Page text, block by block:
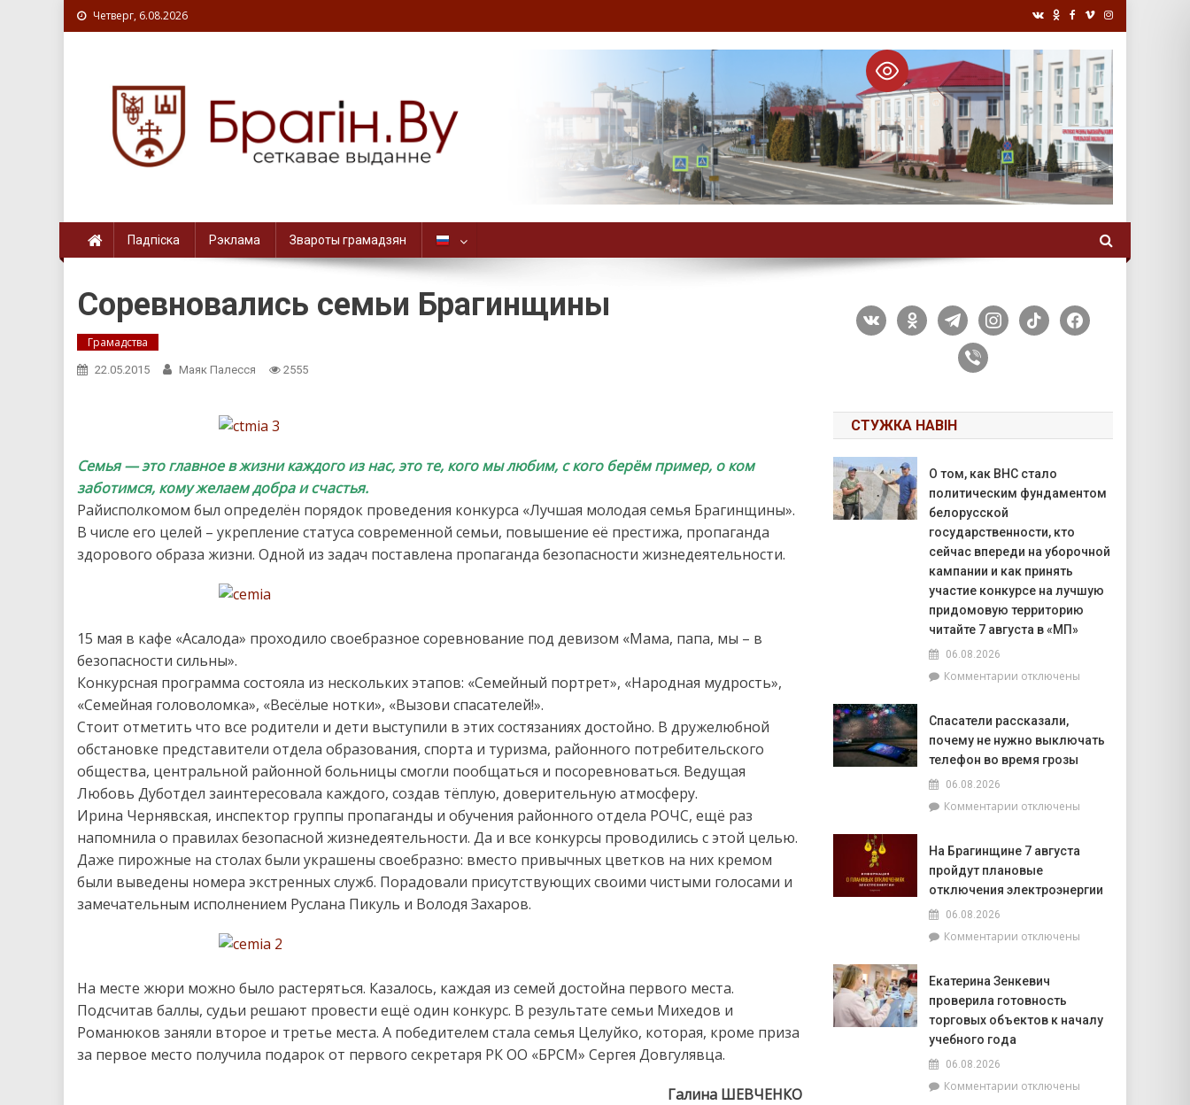
Четверг, 6.08.2026
Падпіска Рэклама Звароты грамадзян
Соревновались семьи Брагинщины
Грамадства
22.05.2015 Маяк Палесся 2555
Семья — это главное в жизни каждого из нас, это те, кого мы любим, с кого берём пример, о ком
заботимся, кому желаем добра и счастья.
Райисполкомом был определён порядок проведения конкурса «Лучшая молодая семья Брагинщины».
В числе его целей – укрепление статуса современной семьи, повышение её престижа, пропаганда
здорового образа жизни. Одной из задач поставлена пропаганда безопасности жизнедеятельности.
15 мая в кафе «Асалода» проходило своебразное соревнование под девизом «Мама, папа, мы – в
безопасности сильны».
Конкурсная программа состояла из нескольких этапов: «Семейный портрет», «Народная мудрость»,
«Семейная головоломка», «Весёлые нотки», «Вызови спасателей!».
Стоит отметить что все родители и дети выступили в этих состязаниях достойно. В дружелюбной
обстановке представители отдела образования, спорта и туризма, районного потребительского
общества, центральной районной больницы смогли пообщаться и посоревноваться. Ведущая
Любовь Дуботдел заинтересовала каждого, создав тёплую, доверительную атмосферу.
Ирина Чернявская, инспектор группы пропаганды и обучения районного отдела РОЧС, ещё раз
напомнила о правилах безопасной жизнедеятельности. Да и все конкурсы проводились с этой целью.
Даже пирожные на столах были украшены своебразно: вместо привычных цветков на них кремом
были выведены номера экстренных служб. Порадовали присутствующих своими чистыми голосами и
замечательным исполнением Руслана Пикуль и Володя Захаров.
На месте жюри можно было растеряться. Казалось, каждая из семей достойна первого места.
Подсчитав баллы, судьи решают провести ещё один конкурс. В результате семьи Михедов и
Романюков заняли второе и третье места. А победителем стала семья Целуйко, которая, кроме приза
за первое место получила подарок от первого секретаря РК ОО «БРСМ» Сергея Довгулявца.
Галина ШЕВЧЕНКО
vkontakteodnoklassniki
telegraminstagram
tiktok facebook
viber
СТУЖКА НАВІН
О том, как ВНС стало
политическим фундаментом
белорусской
государственности, кто
сейчас впереди на уборочной
кампании и как принять
участие конкурсе на лучшую
придомовую территорию
читайте 7 августа в «МП»
06.08.2026
Комментариик
том,
как
ВНС
фундаментом
государственности,
кто
сейчас
впереди
кампании
как
принять
конкурсе
отключены
Спасатели рассказали,
почему не нужно выключать
телефон во время грозы
06.08.2026
Комментариик
рассказали,
почему
не
телефон
грозы
отключены
На Брагинщине 7 августа
пройдут плановые
отключения электроэнергии
06.08.2026
Комментариик
Брагинщине
7
августа
электроэнергии
отключены
Екатерина Зенкевич
проверила готовность
торговых объектов к началу
учебного года
06.08.2026
Комментариикотключены